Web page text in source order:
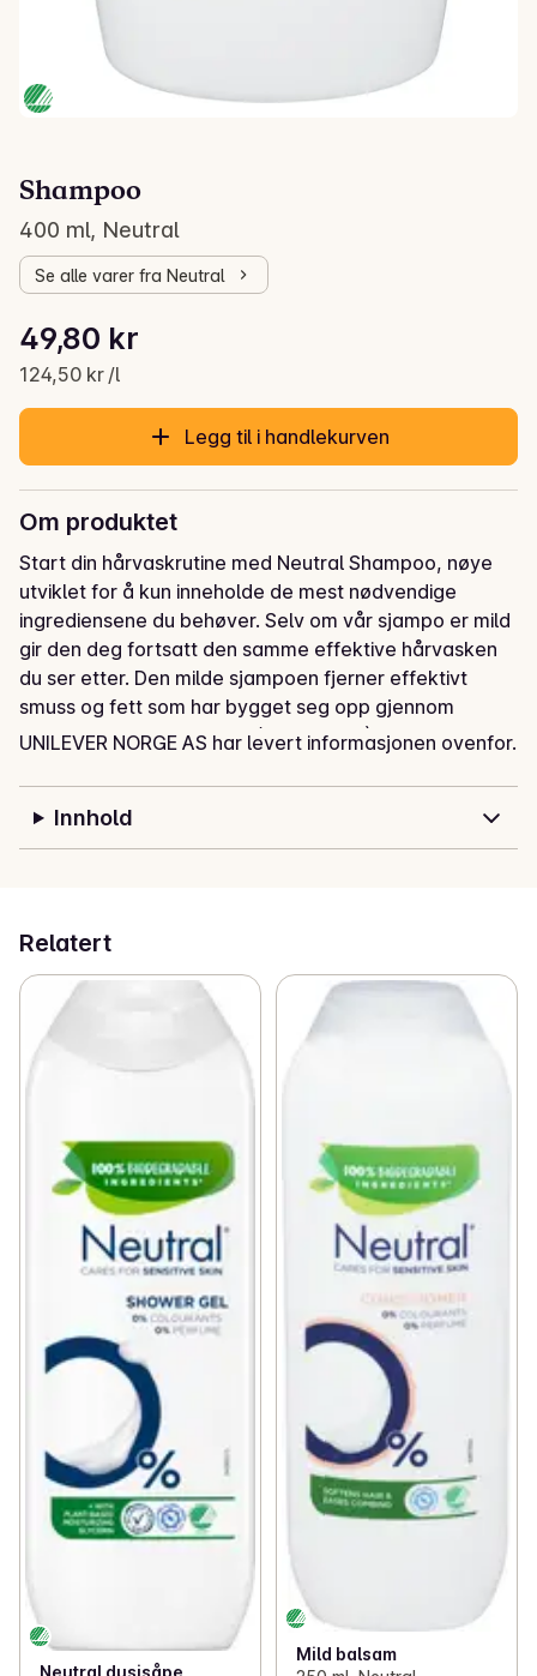
Shampoo
400 ml, Neutral
Se alle varer fra Neutral
Gjeldende pris er: 49,80 kr
49,80 kr
124,50 kr /l
Stykkpris: 124,50 kr /l
Legg til i handlekurven
Om produktet
Start din hårvaskrutine med Neutral Shampoo, nøye
utviklet for å kun inneholde de mest nødvendige
ingrediensene du behøver. Selv om vår sjampo er mild
gir den deg fortsatt den samme effektive hårvasken
du ser etter. Den milde sjampoen fjerner effektivt
smuss og fett som har bygget seg opp gjennom
dagen. Den er pH-nøytral (pH 4.5 – 4.9) og laget uten
og irritasjon, så selv sensitive hodebunner føles
komfortable etter hver vask. Dermatologisk testet og
godkjent. Neutral Shampoo er egent for alle hudtyper
UNILEVER NORGE AS har levert informasjonen ovenfor.
Innhold
Relatert
Mild balsam